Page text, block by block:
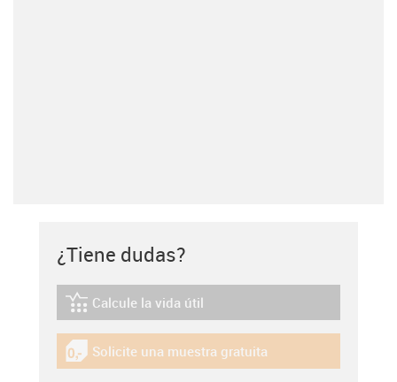
¿Tiene dudas?
igus-icon-lebensdauerrechner
Calcule la vida útil
igus-icon-gratismuster
Solicite una muestra gratuita